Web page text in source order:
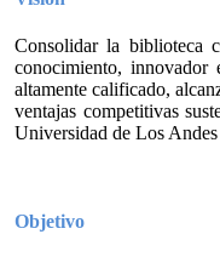
Consolidar la biblioteca
conocimiento,
altamente calificado,
ventajas competitivas
Universidad de Los
Objetivo